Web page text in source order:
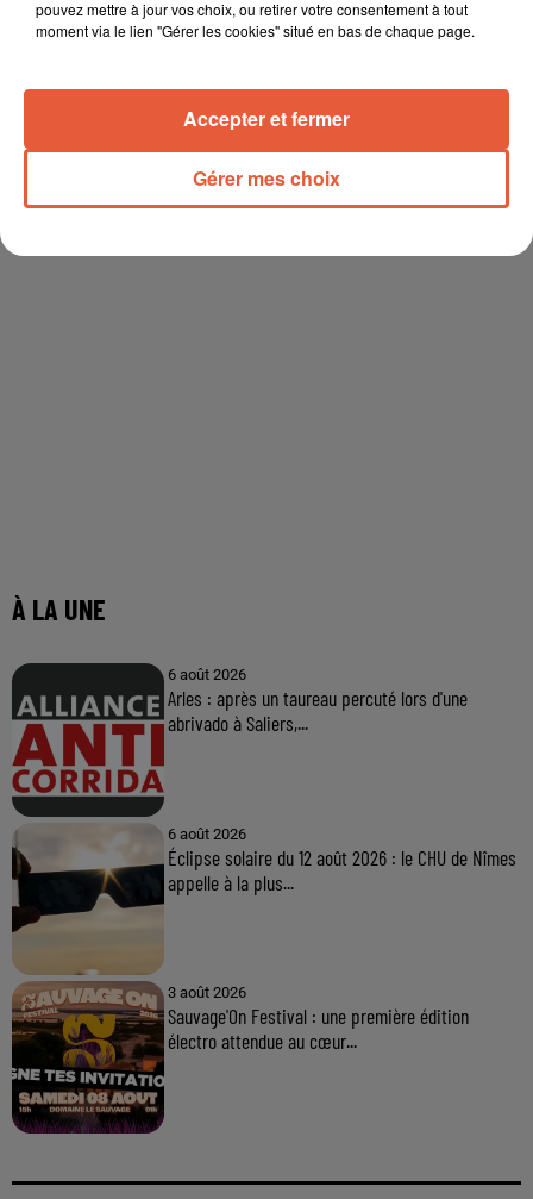
À LA UNE
6 août 2026
Arles : après un taureau percuté lors d'une
abrivado à Saliers,...
6 août 2026
Éclipse solaire du 12 août 2026 : le CHU de Nîmes
appelle à la plus...
3 août 2026
Sauvage'On Festival : une première édition
électro attendue au cœur...
pouvez mettre à jour vos choix, ou retirer votre consentement à tout
moment via le lien "Gérer les cookies" situé en bas de chaque page.
Gérer mes choix
Accepter et fermer